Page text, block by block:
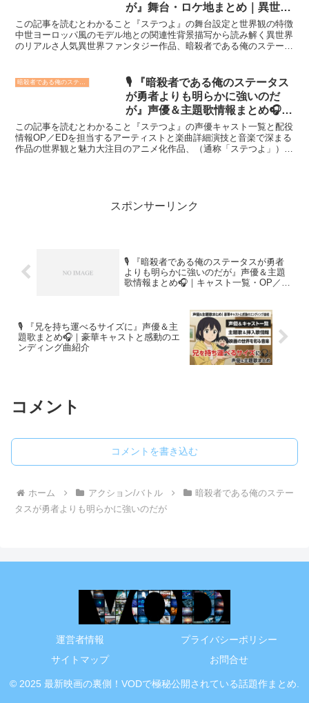
が』舞台・ロケ地まとめ｜異世界
モデル地の考察📜
この記事を読むとわかること『ステつよ』の舞台設定と世界観の特徴
中世ヨーロッパ風のモデル地との関連性背景描写から読み解く異世界
のリアルさ人気異世界ファンタジー作品、暗殺者である俺のステータ
🎙️ 『暗殺者である俺のステータス
が勇者よりも明らかに強いのだ
が』声優＆主題歌情報まとめ🎧｜
キャスト一覧・OP／ED曲紹介
この記事を読むとわかること『ステつよ』の声優キャスト一覧と配役
情報OP／EDを担当するアーティストと楽曲詳細演技と音楽で深まる
作品の世界観と魅力大注目のアニメ化作品、（通称「ステつよ」）
スポンサーリンク
🎙️ 『暗殺者である俺のステータスが勇者
よりも明らかに強いのだが』声優＆主題
歌情報まとめ🎧｜キャスト一覧・OP／
🎙️ 『兄を持ち運べるサイズに』声優＆主
題歌まとめ🎧｜豪華キャストと感動のエ
ンディング曲紹介
コメント
コメントを書き込む
ホーム アクション/バトル
暗殺者である俺のステー
タスが勇者よりも明らかに強いのだが
運営者情報
プライバシーポリシー
サイトマップ
お問合せ
© 2025 最新映画の裏側！VODで極秘公開されている話題作まとめ.